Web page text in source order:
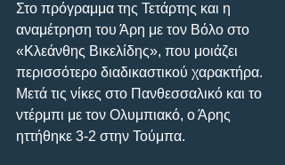
Στο πρόγραμμα της Τετάρτης και η
αναμέτρηση του Άρη με τον Βόλο στο
«Κλεάνθης Βικελίδης», που μοιάζει
περισσότερο διαδικαστικού χαρακτήρα.
Μετά τις νίκες στο Πανθεσσαλικό και το
ντέρμπι με τον Ολυμπιακό, ο Άρης
ηττήθηκε 3-2 στην Τούμπα.